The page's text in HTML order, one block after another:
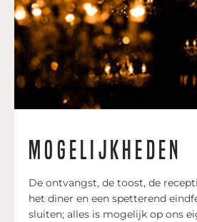
Mogelijkheden
De ontvangst, de toost, de
het diner en een spetterend
sluiten; alles is mogelijk op ons